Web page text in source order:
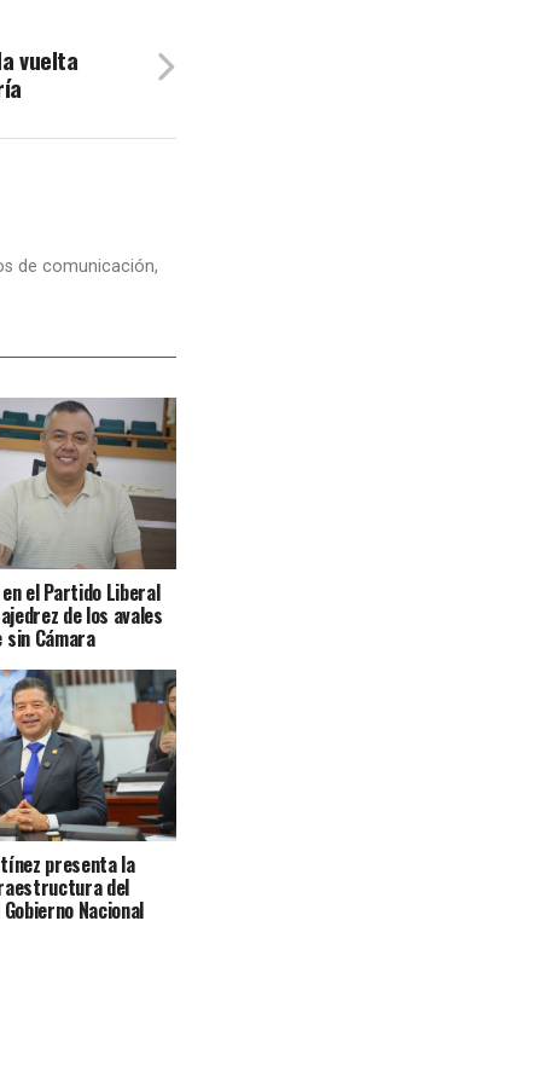
vuelta
de comunicación,
en el Partido Liberal
de los avales
Cámara
presenta la
del
Nacional